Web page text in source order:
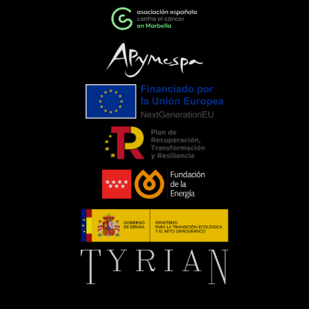
cambioEventos como la Gala de la AECC
ponen de manifiesto el importante
papel que pueden desempeñar las
empresas cuando unen esfuerzos en
torno a una causa común. La
colaboración entre entidades,
organizaciones y ciudadanía demuestra
que, trabajando juntos, es posible
generar un impacto que trasciende el
propio evento.Para C. de Salamanca,
participar en esta iniciativa supone
renovar nuestro compromiso con
aquellas acciones que mejoran la vida
de las personas y apoyan el trabajo de
entidades que, como la Asociación